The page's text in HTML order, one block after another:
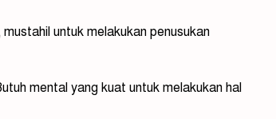
untuk melakukan penusukan
mental yang kuat untuk melakukan hal